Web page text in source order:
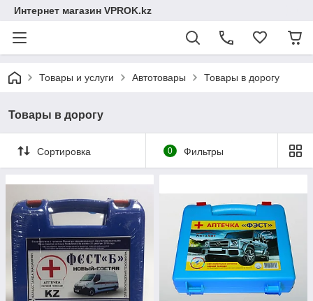
Интернет магазин VPROK.kz
Товары и услуги Автотовары Товары в дорогу
Товары в дорогу
Сортировка 0 Фильтры